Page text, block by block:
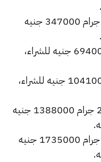
أسعار الذهب عيار 21 وزن 50 جرام 347000 جنيه
سعر عيار 21 وزن 100 جرام 694000 جنيه للشراء،
سعر عيار 21 وزن 150 جرام 1041000 جنيه للشراء،
أسعار الذهب عيار 21 وزن 200 جرام 1388000 جنيه
سعر الذهب عيار 21 وزن 250 جرام 1735000 جنيه